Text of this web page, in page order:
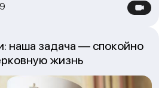
наша задача — спокойно
жизнь